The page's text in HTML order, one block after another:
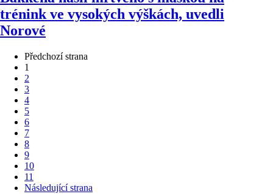
trénink ve vysokých výškách, uvedli
Norové
Předchozí strana
1
2
3
4
5
6
7
8
9
10
11
Následující strana